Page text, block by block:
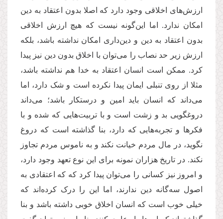
ارزش‌های اخلاقی وجود دارد که اصلا بدون اعتقاد به دین
امکان ندارد. اما این‌گونه نیست که هیچ ارزش اخلاقی
بدون اعتقاد به دین و دین‌داری امکان نداشته باشد، بلکه
ارزش زیر حد نصاب را می‌توان با اخلاق بدون دین نیز پیدا
کرد. ممکن است انسان اعتقاد به خدا هم نداشته باشد،
مثلا از روی تنبلی ایمان پیدا نکرده است و شک دارد، اما
می‌داند که انسان باید امین و درستکار باشد؛ می‌داند
دروغگویی بد و زشت است و با تربیت‌هایی که شده و با
فکرها و تجربه‌هایی که دارد، بنا گذاشته است که دروغ
نگوید، در مال مردم خیانت نکند و به ناموس مردم تجاوز
نکند. در تاریخ هزاران نمونه برای این نوع تعهد وجود دارد،
و امروز نیز کسانی را می‌توان پیدا کرد که که اعتقادی به
اصول سه‌گانه دین ندارند، اما این را درک کرده‌اند که
خیلی خوب است که انسان اخلاق خوبی داشته باشد و بنا